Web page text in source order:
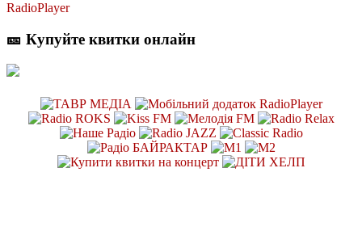
RadioPlayer
🎫 Купуйте квитки онлайн